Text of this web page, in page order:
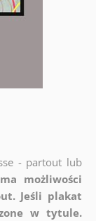
- partout lub
możliwości
Jeśli plakat
w tytule.